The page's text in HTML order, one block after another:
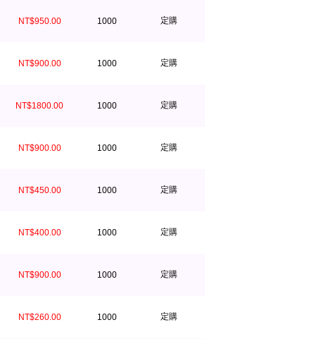
NT$950.00 1000 定購
NT$900.00 1000 定購
NT$1800.00 1000 定購
NT$900.00 1000 定購
NT$450.00 1000 定購
NT$400.00 1000 定購
NT$900.00 1000 定購
NT$260.00 1000 定購